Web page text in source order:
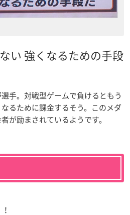
い 強くなるための手段
手。対戦型ゲームで負けるともう
るために課金するそう。このメダ
が励まされているようです。